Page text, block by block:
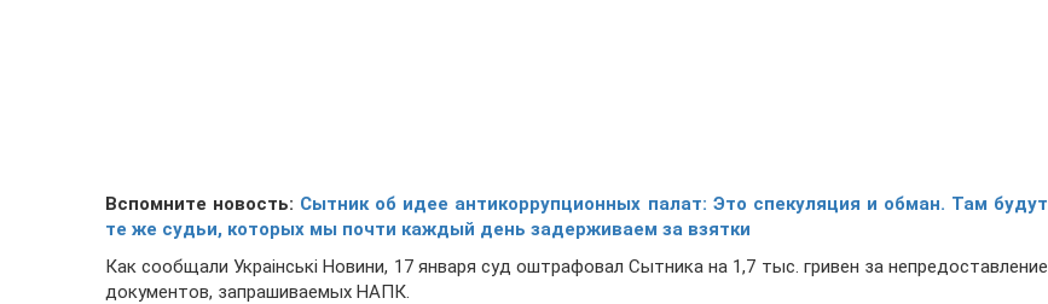
Вспомните новость: Сытник об идее антикоррупционных палат: Это спекуляция и обман. Там будут
те же судьи, которых мы почти каждый день задерживаем за взятки
Как сообщали Украiнськi Новини, 17 января суд оштрафовал Сытника на 1,7 тыс. гривен за непредоставление
документов, запрашиваемых НАПК.